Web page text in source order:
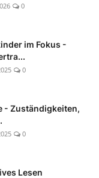
0
im Fokus -
0
- Zuständigkeiten,
0
Lesen